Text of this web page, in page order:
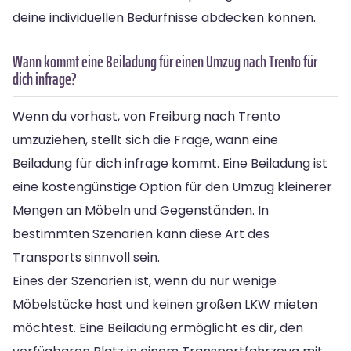
deine individuellen Bedürfnisse abdecken können.
Wann kommt eine Beiladung für einen Umzug nach Trento für
dich infrage?
Wenn du vorhast, von Freiburg nach Trento
umzuziehen, stellt sich die Frage, wann eine
Beiladung für dich infrage kommt. Eine Beiladung ist
eine kostengünstige Option für den Umzug kleinerer
Mengen an Möbeln und Gegenständen. In
bestimmten Szenarien kann diese Art des
Transports sinnvoll sein.
Eines der Szenarien ist, wenn du nur wenige
Möbelstücke hast und keinen großen LKW mieten
möchtest. Eine Beiladung ermöglicht es dir, den